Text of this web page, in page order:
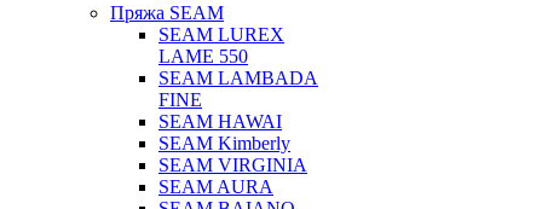
Пряжа SEAM
SEAM LUREX
LAME 550
SEAM LAMBADA
FINE
SEAM HAWAI
SEAM Kimberly
SEAM VIRGINIA
SEAM AURA